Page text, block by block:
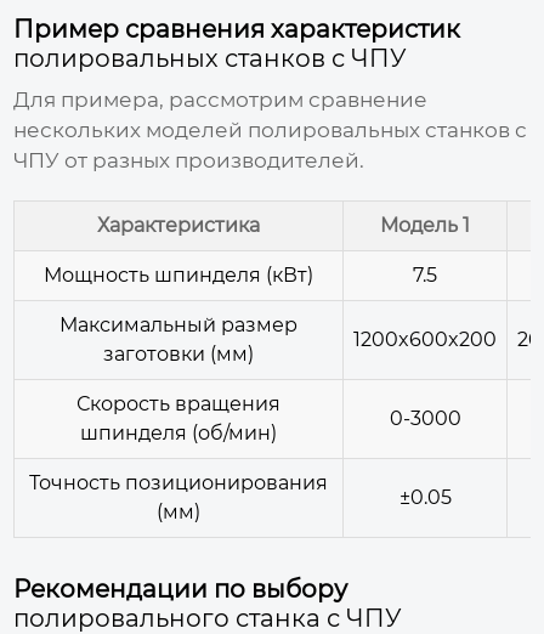
Пример сравнения характеристик
полировальных станков с ЧПУ
Для примера, рассмотрим сравнение
нескольких моделей полировальных станков с
ЧПУ от разных производителей.
Характеристика Модель 1
Мощность шпинделя (кВт) 7.5
Максимальный размер
заготовки (мм)
1200x600x200
Скорость вращения
шпинделя (об/мин)
0-3000
Точность позиционирования
(мм)
±0.05
Рекомендации по выбору
полировального станка с ЧПУ